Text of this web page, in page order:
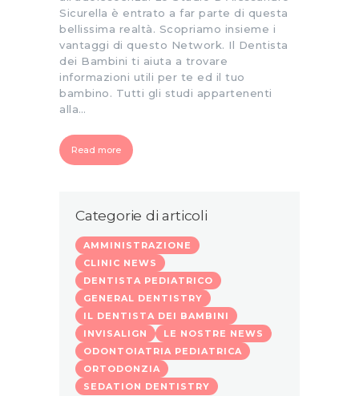
Sicurella è entrato a far parte di questa
bellissima realtà. Scopriamo insieme i
vantaggi di questo Network. ­­­­­­­­­­­­­­­Il Dentista
dei Bambini ti aiuta a trovare
informazioni utili per te ed il tuo
bambino. Tutti gli studi appartenenti
alla…
Read more
Categorie di articoli
AMMINISTRAZIONE
CLINIC NEWS
DENTISTA PEDIATRICO
GENERAL DENTISTRY
IL DENTISTA DEI BAMBINI
INVISALIGN
LE NOSTRE NEWS
ODONTOIATRIA PEDIATRICA
ORTODONZIA
SEDATION DENTISTRY